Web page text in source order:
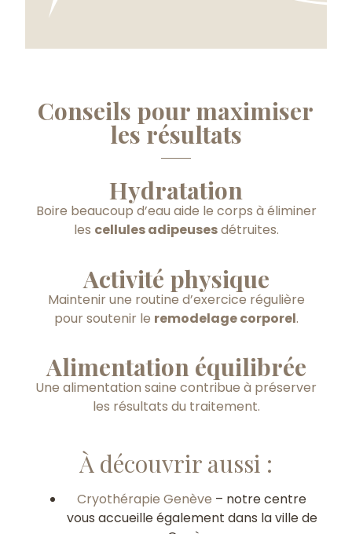
Conseils pour maximiser
les résultats
Hydratation
Boire beaucoup d’eau aide le corps à éliminer
les cellules adipeusesdétruites.
Activité physique
Maintenir une routine d’exercice régulière
pour soutenir le remodelage corporel.
Alimentation équilibrée
Une alimentation saine contribue à préserver
les résultats du traitement.
À découvrir aussi :
Cryothérapie Genève – notre centre
vous accueille également dans la ville de